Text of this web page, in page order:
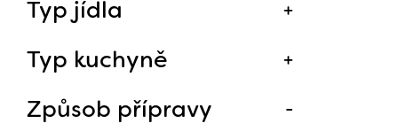
Typ jídla
Typ kuchyně
Způsob přípravy